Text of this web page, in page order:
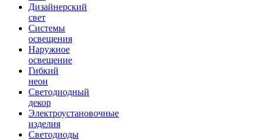
Дизайнерский
свет
Системы
освещения
Наружное
освещение
Гибкий
неон
Светодиодный
декор
Электроустановочные
изделия
Светодиоды